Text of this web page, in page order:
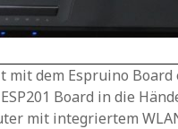
mit dem Espruino
Board in die
mit integriertem